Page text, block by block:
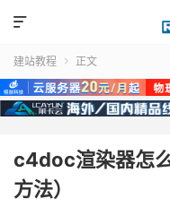

建站教程  正文
c4doc渲染器怎
方法）